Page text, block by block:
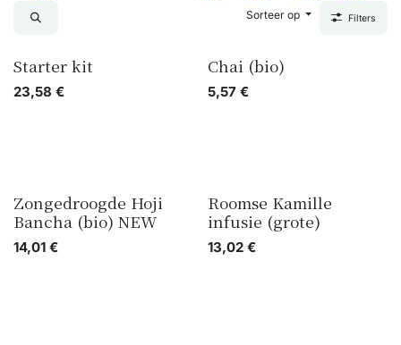
Sorteer op
Filters
Starter kit
23,58 €
Chai (bio)
5,57€
Zongedroogde Hoji
Bancha (bio) NEW
14,01 €
Roomse Kamille
infusie (grote)
13,02€